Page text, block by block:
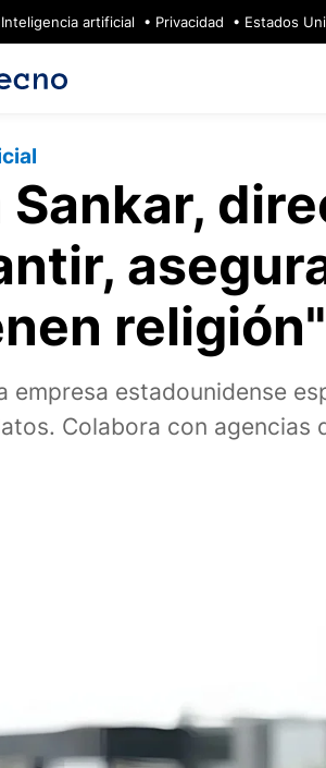
Inteligencia artificial Privacidad Estados
Sankar,
empresa estadounidense
Colabora con